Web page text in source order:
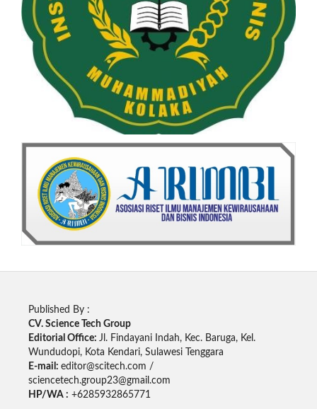
Published By :
CV. Science Tech Group
Editorial Office: Jl. Findayani Indah, Kec. Baruga, Kel.
Wundudopi, Kota Kendari, Sulawesi Tenggara
E-mail: editor@scitech.com /
sciencetech.group23@gmail.com
HP/WA : +6285932865771